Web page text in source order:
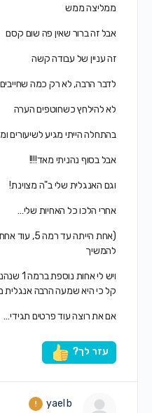
ממליצה ממש
אבל זה ברור שאין פה שום קסם
זה עניין של עבודה קשה
לדבר הרבה, לא רק כמה שחייבים
לא להילחץ כשחוטפים הערה
בהתחלה הייתי מגיע לשיעורים
אבל בסוף נהניתי מאד!!!!
וגם האנגלית שלי ב"ה מצוינת!
אחרי הלכו כל האחיות שלי…
(אחת הייתה עד
להמשיך
ויש לי
קל כי היא שמעה הרבה אנגלית
אם את רוצה עוד פרטים תגידי…
עזר לך?
yael b